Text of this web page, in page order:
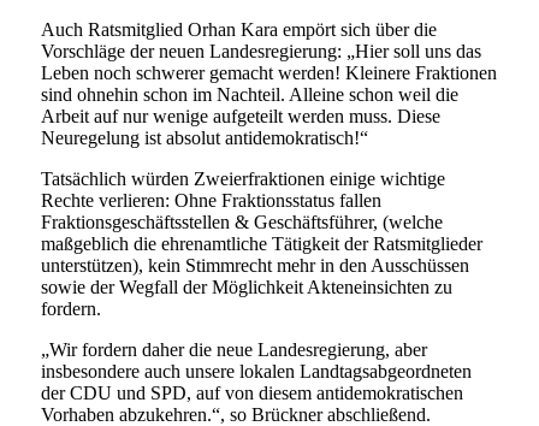
Auch Ratsmitglied Orhan Kara empört sich über die
Vorschläge der neuen Landesregierung: „Hier soll uns das
Leben noch schwerer gemacht werden! Kleinere Fraktionen
sind ohnehin schon im Nachteil. Alleine schon weil die
Arbeit auf nur wenige aufgeteilt werden muss. Diese
Neuregelung ist absolut antidemokratisch!“
Tatsächlich würden Zweierfraktionen einige wichtige
Rechte verlieren: Ohne Fraktionsstatus fallen
Fraktionsgeschäftsstellen & Geschäftsführer, (welche
maßgeblich die ehrenamtliche Tätigkeit der Ratsmitglieder
unterstützen), kein Stimmrecht mehr in den Ausschüssen
sowie der Wegfall der Möglichkeit Akteneinsichten zu
fordern.
„Wir fordern daher die neue Landesregierung, aber
insbesondere auch unsere lokalen Landtagsabgeordneten
der CDU und SPD, auf von diesem antidemokratischen
Vorhaben abzukehren.“, so Brückner abschließend.